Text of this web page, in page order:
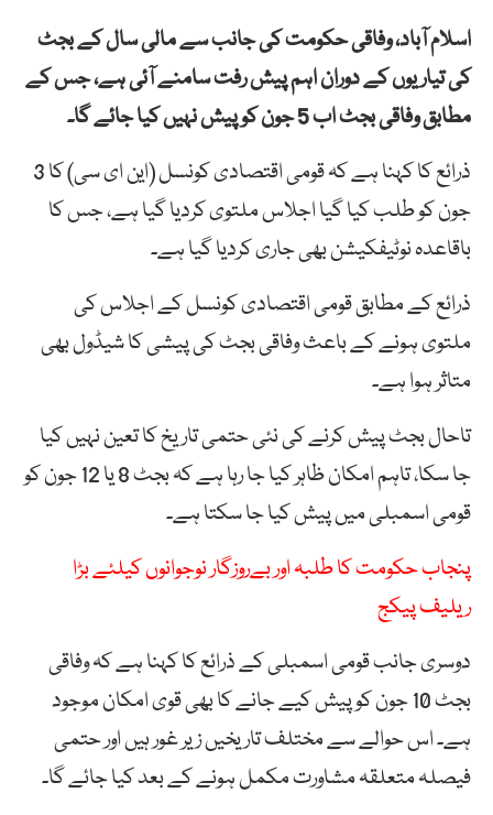
اسلام آباد، وفاقی حکومت کی جانب سے مالی سال کے بجٹ
کی تیاریوں کے دوران اہم پیش رفت سامنے آئی ہے، جس کے
مطابق وفاقی بجٹ اب 5 جون کو پیش نہیں کیا جائے گا۔
ذرائع کا کہنا ہے کہ قومی اقتصادی کونسل (این ای سی) کا 3
جون کو طلب کیا گیا اجلاس ملتوی کردیا گیا ہے، جس کا
باقاعدہ نوٹیفکیشن بھی جاری کردیا گیا ہے۔
ذرائع کے مطابق قومی اقتصادی کونسل کے اجلاس کی
ملتوی ہونے کے باعث وفاقی بجٹ کی پیشی کا شیڈول بھی
متاثر ہوا ہے۔
تاحال بجٹ پیش کرنے کی نئی حتمی تاریخ کا تعین نہیں کیا
جا سکا، تاہم امکان ظاہر کیا جا رہا ہے کہ بجٹ 8 یا 12 جون کو
قومی اسمبلی میں پیش کیا جا سکتا ہے۔
پنجاب حکومت کا طلبہ اور بےروزگار نوجوانوں کیلئے بڑا
ریلیف پیکج
دوسری جانب قومی اسمبلی کے ذرائع کا کہنا ہے کہ وفاقی
بجٹ 10 جون کو پیش کیے جانے کا بھی قوی امکان موجود
ہے۔ اس حوالے سے مختلف تاریخیں زیر غور ہیں اور حتمی
فیصلہ متعلقہ مشاورت مکمل ہونے کے بعد کیا جائے گا۔